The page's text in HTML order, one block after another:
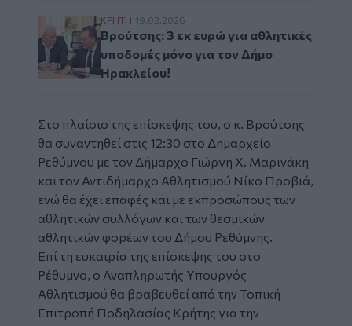
Βρούτσης: 3 εκ ευρώ για αθλητικές
ΚΡΗΤΗ 19.02.2026
Βρούτσης: 3 εκ ευρώ για αθλητικές
υποδομές μόνο για τον Δήμο
Ηρακλείου!
Στο πλαίσιο της επίσκεψης του, ο κ. Βρούτσης
θα συναντηθεί στις 12:30 στο Δημαρχείο
Ρεθύμνου με τον Δήμαρχο Γιώργη Χ. Μαρινάκη
και τον Αντιδήμαρχο Αθλητισμού Νίκο Προβιά,
ενώ θα έχει επαφές και με εκπροσώπους των
αθλητικών συλλόγων και των θεσμικών
αθλητικών φορέων του Δήμου Ρεθύμνης.
Επί τη ευκαιρία της επίσκεψης του στο
Ρέθυμνο, ο Αναπληρωτής Υπουργός
Αθλητισμού θα βραβευθεί από την Τοπική
Επιτροπή Ποδηλασίας Κρήτης για την